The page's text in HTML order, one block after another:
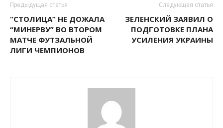
Предыдущая статья
“СТОЛИЦА” НЕ ДОЖАЛА
“МИНЕРВУ” ВО ВТОРОМ
МАТЧЕ ФУТЗАЛЬНОЙ
ЛИГИ ЧЕМПИОНОВ
Следующая статья
ЗЕЛЕНСКИЙ ЗАЯВИЛ О
ПОДГОТОВКЕ ПЛАНА
УСИЛЕНИЯ УКРАИНЫ